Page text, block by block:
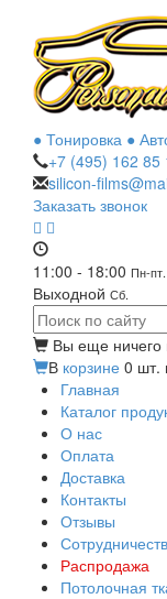
● Тонировка ●
+7 (495) 162 85
silicon-
Заказать звонок
11:00 - 18:00 Пн-пт.
Выходной Сб.
Вы еще ничего
В корзине 0 шт.
Главная
Каталог
О нас
Оплата
Доставка
Контакты
Отзывы
Распродажа
Потолочная